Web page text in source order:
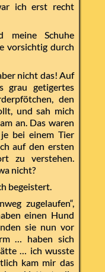
ich erst recht
meine Schuhe
vorsichtig durch
nicht das! Auf
grau getigertes
den
und sah mich
an. Das waren
bei einem Tier
auf den ersten
zu verstehen.
nicht?
begeistert.
zugelaufen“,
einen Hund
sie nun vor
… haben sich
… ich wusste
kam mir das